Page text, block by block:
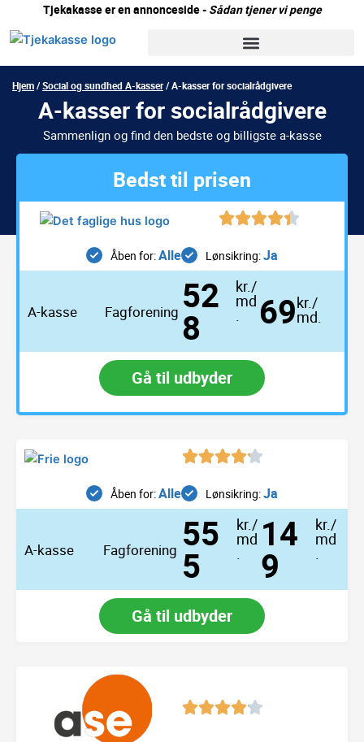
til
indholdet
Tjekakasse er en annonceside - Sådan tjener vi penge
Hjem/Social og sundhed A-kasser/A-kasser for socialrådgivere
A-kasser for socialrådgivere
Sammenlign og find den bedste og billigste a-kasse
Bedst til prisen
Åben for:Alle Lønsikring:Ja
A-kasse Fagforening 52
8
kr./
md
. 69kr./
md.
Gå til udbyder
Åben for:Alle Lønsikring:Ja
A-kasse Fagforening 55
5
kr./
md
. 14
9
kr./
md
.
Gå til udbyder